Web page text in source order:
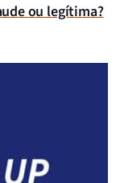
ou legítima?